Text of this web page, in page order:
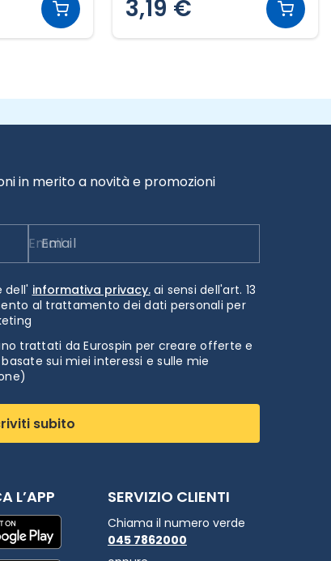
3,19 €
in merito a novità e promozioni
Email
dell' informativa privacy.ai sensi dell'art. 13
al trattamento dei dati personali per
trattati da Eurospin per creare offerte e
sui miei interessi e sulle mie
subito
L’APP SERVIZIO CLIENTI
Chiama il numero verde
045 7862000